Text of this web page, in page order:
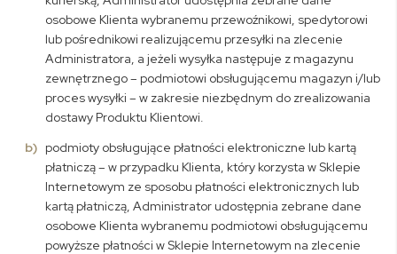
osobowe Klienta wybranemu przewoźnikowi, spedytorowi
lub pośrednikowi realizującemu przesyłki na zlecenie
Administratora, a jeżeli wysyłka następuje z magazynu
zewnętrznego – podmiotowi obsługującemu magazyn i/lub
proces wysyłki – w zakresie niezbędnym do zrealizowania
dostawy Produktu Klientowi.
podmioty obsługujące płatności elektroniczne lub kartą
płatniczą – w przypadku Klienta, który korzysta w Sklepie
Internetowym ze sposobu płatności elektronicznych lub
kartą płatniczą, Administrator udostępnia zebrane dane
osobowe Klienta wybranemu podmiotowi obsługującemu
powyższe płatności w Sklepie Internetowym na zlecenie